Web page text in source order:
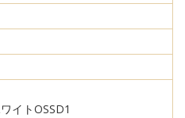
イトOSSD1